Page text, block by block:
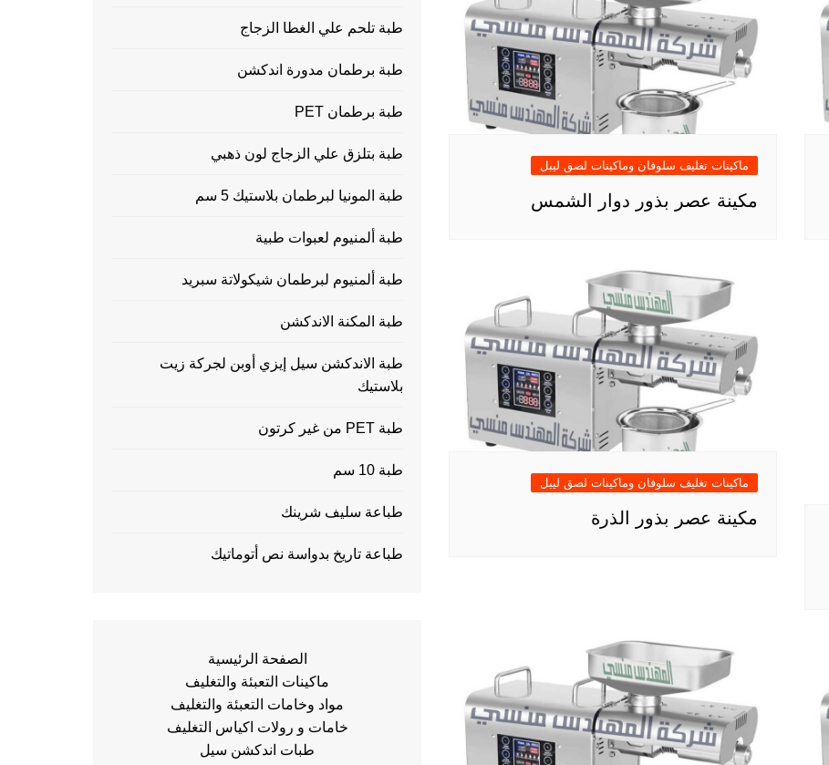
ماكينات تغليف سلوفان وماكينات لصق ليبل
مكينة عصر بذور دوار الشمس
ماكينات تغليف سلوفان وماكينات لصق ليبل
مكينة عصر بذور الذرة
طبة تلحم علي الغطا الزجاج
طبة برطمان مدورة اندكشن
طبة برطمان PET
طبة بتلزق علي الزجاج لون ذهبي
طبة المونيا لبرطمان بلاستيك 5 سم
طبة ألمنيوم لعبوات طبية
طبة ألمنيوم لبرطمان شيكولاتة سبريد
طبة المكنة الاندكشن
طبة الاندكشن سيل إيزي أوبن لجركة زيت
بلاستيك
طبة PET من غير كرتون
طبة 10 سم
طباعة سليف شرينك
طباعة تاريخ بدواسة نص أتوماتيك
الصفحة الرئيسية
ماكينات التعبئة والتغليف
مواد وخامات التعبئة والتغليف
خامات و رولات اكياس التغليف
طبات اندكشن سيل